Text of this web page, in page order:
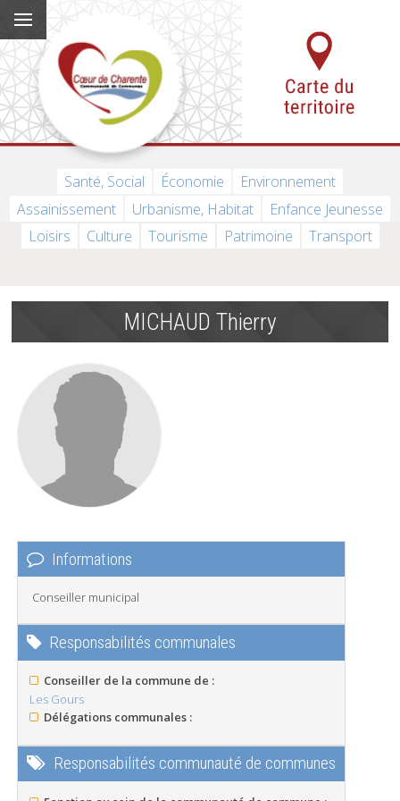
Santé, Social Économie
Environnement
Assainissement
Urbanisme, Habitat
Enfance Jeunesse
Loisirs
Culture Tourisme Patrimoine Transport
MICHAUD Thierry
Informations
Conseiller municipal
Responsabilités communales
Conseiller de la commune de :
Les Gours
Délégations communales :
Responsabilités communauté de communes